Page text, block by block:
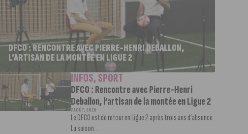
DFCO : RENCONTRE AVEC PIERRE-HENRI DEBALLON,
L’ARTISAN DE LA MONTÉE EN LIGUE 2
INFOS,SPORT
DFCO : Rencontre avec Pierre-Henri
Deballon, l’artisan de la montée en Ligue 2
7 AOÛT, 2026
Le DFCO est de retour en Ligue 2 après trois ans d’absence.
La saison...